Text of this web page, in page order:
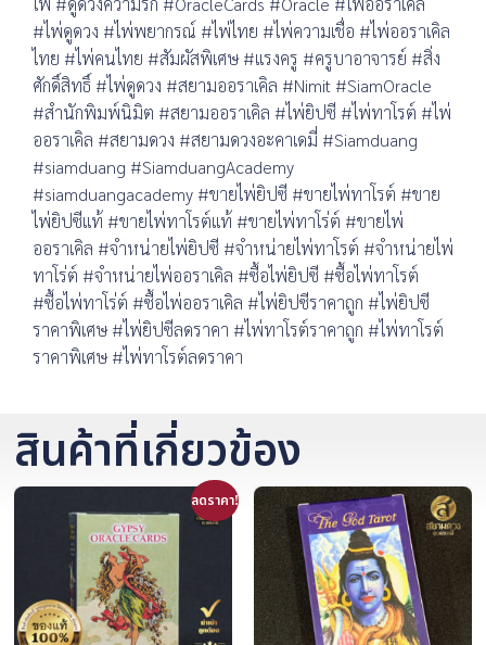
#ไพ่ดูดวง #ไพ่พยากรณ์ #ไพ่ไทย #ไพ่ความเชื่อ #ไพ่ออราเคิล
ไทย #ไพ่คนไทย #สัมผัสพิเศษ #แรงครู #ครูบาอาจารย์ #สิ่ง
ศักดิ์สิทธิ์ #ไพ่ดูดวง #สยามออราเคิล #Nimit #SiamOracle
#สำนักพิมพ์นิมิต #สยามออราเคิล #ไพ่ยิปซี #ไพ่ทาโรต์ #ไพ่
ออราเคิล #สยามดวง #สยามดวงอะคาเดมี่ #Siamduang
#siamduang #SiamduangAcademy
#siamduangacademy #ขายไพ่ยิปซี #ขายไพ่ทาโรต์ #ขาย
ไพ่ยิปซีแท้ #ขายไพ่ทาโรต์แท้ #ขายไพ่ทาโร่ต์ #ขายไพ่
ออราเคิล #จำหน่ายไพ่ยิปซี #จำหน่ายไพ่ทาโรต์ #จำหน่ายไพ่
ทาโร่ต์ #จำหน่ายไพ่ออราเคิล #ซื้อไพ่ยิปซี #ซื้อไพ่ทาโรต์
#ซื้อไพ่ทาโร่ต์ #ซื้อไพ่ออราเคิล #ไพ่ยิปซีราคาถูก #ไพ่ยิปซี
ราคาพิเศษ #ไพ่ยิปซีลดราคา #ไพ่ทาโรต์ราคาถูก #ไพ่ทาโรต์
ราคาพิเศษ #ไพ่ทาโรต์ลดราคา
สินค้าที่เกี่ยวข้อง
ลดราคา!